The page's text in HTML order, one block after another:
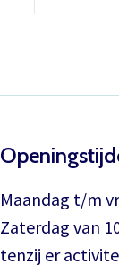
Maandag t/m
Zaterdag van
tenzij er